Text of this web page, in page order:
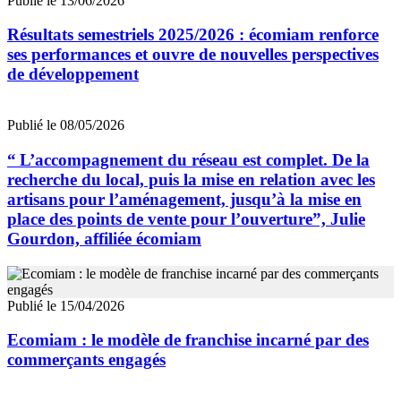
Résultats semestriels 2025/2026 : écomiam renforce
ses performances et ouvre de nouvelles perspectives
de développement
Publié le 08/05/2026
“ L’accompagnement du réseau est complet. De la
recherche du local, puis la mise en relation avec les
artisans pour l’aménagement, jusqu’à la mise en
place des points de vente pour l’ouverture”, Julie
Gourdon, affiliée écomiam
Publié le 15/04/2026
Ecomiam : le modèle de franchise incarné par des
commerçants engagés